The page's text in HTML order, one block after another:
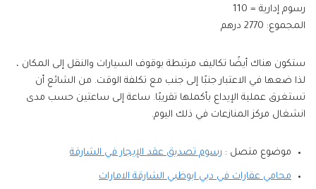
رسوم إدارية = 110
المجموع: 2770 درهم
ستكون هناك أيضًا تكاليف مرتبطة بوقوف السيارات والنقل إلى المكان ،
لذا ضعها في الاعتبار جنبًا إلى جنب مع تكلفة الوقت. من الشائع أن
تستغرق عملية الإيداع بأكملها تقريبًا. ساعة إلى ساعتين حسب مدى
انشغال مركز المنازعات في ذلك اليوم.
موضوع متصل : رسوم تصديق عقد الإيجار في الشارقة
محامي عقارات في دبي ابوظبي الشارقة الامارات